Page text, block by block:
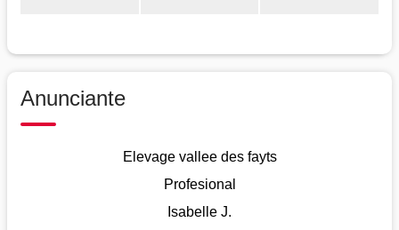
Anunciante
Elevage vallee des fayts
Profesional
Isabelle J.